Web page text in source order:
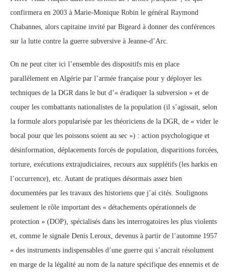
confirmera en 2003 à Marie-Monique Robin le général Raymond
Chabannes, alors capitaine invité par Bigeard à donner des conférences
sur la lutte contre la guerre subversive à Jeanne-d’Arc.
On ne peut citer ici l’ensemble des dispositifs mis en place
parallèlement en Algérie par l’armée française pour y déployer les
techniques de la DGR dans le but d’« éradiquer la subversion » et de
couper les combattants nationalistes de la population (il s’agissait, selon
la formule alors popularisée par les théoriciens de la DGR, de « vider le
bocal pour que les poissons soient au sec ») : action psychologique et
désinformation, déplacements forcés de population, disparitions forcées,
torture, exécutions extrajudiciaires, recours aux supplétifs (les harkis en
l’occurrence), etc. Autant de pratiques désormais assez bien
documentées par les travaux des historiens que j’ai cités. Soulignons
seulement le rôle important des « détachements opérationnels de
protection » (DOP), spécialisés dans les interrogatoires les plus violents
et, comme le signale Denis Leroux, devenus à partir de l’automne 1957
« des instruments indispensables d’une guerre qui s’ancrait résolument
en marge de la légalité au nom de la nature spécifique des ennemis et de